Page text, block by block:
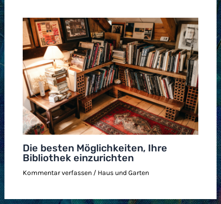
Die besten Möglichkeiten, Ihre
Bibliothek einzurichten
Kommentar verfassen / Haus und Garten